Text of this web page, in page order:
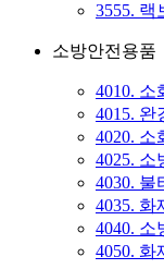
3555. 랙
소방안전용품
4010. 소
4015. 완
4020. 소
4025. 소
4030. 불
4035. 화
4040. 소
4050. 화